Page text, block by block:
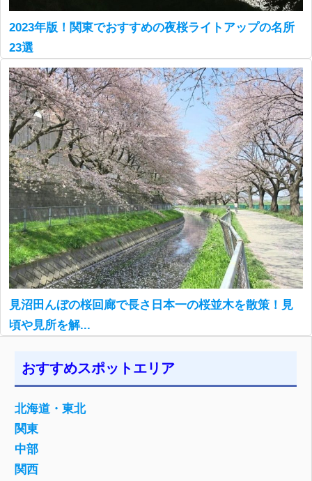
2023年版！関東でおすすめの夜桜ライトアップの名所
23選
見沼田んぼの桜回廊で長さ日本一の桜並木を散策！見
頃や見所を解...
おすすめスポットエリア
北海道・東北
関東
中部
関西